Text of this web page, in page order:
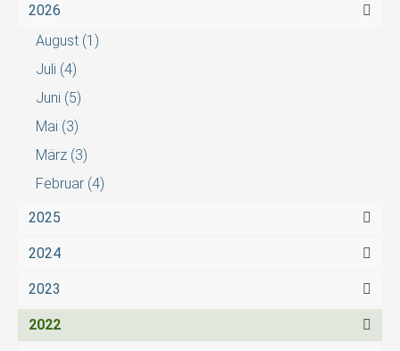
2026
August (1)
Juli (4)
Juni (5)
Mai (3)
März (3)
Februar (4)
2025
2024
2023
2022